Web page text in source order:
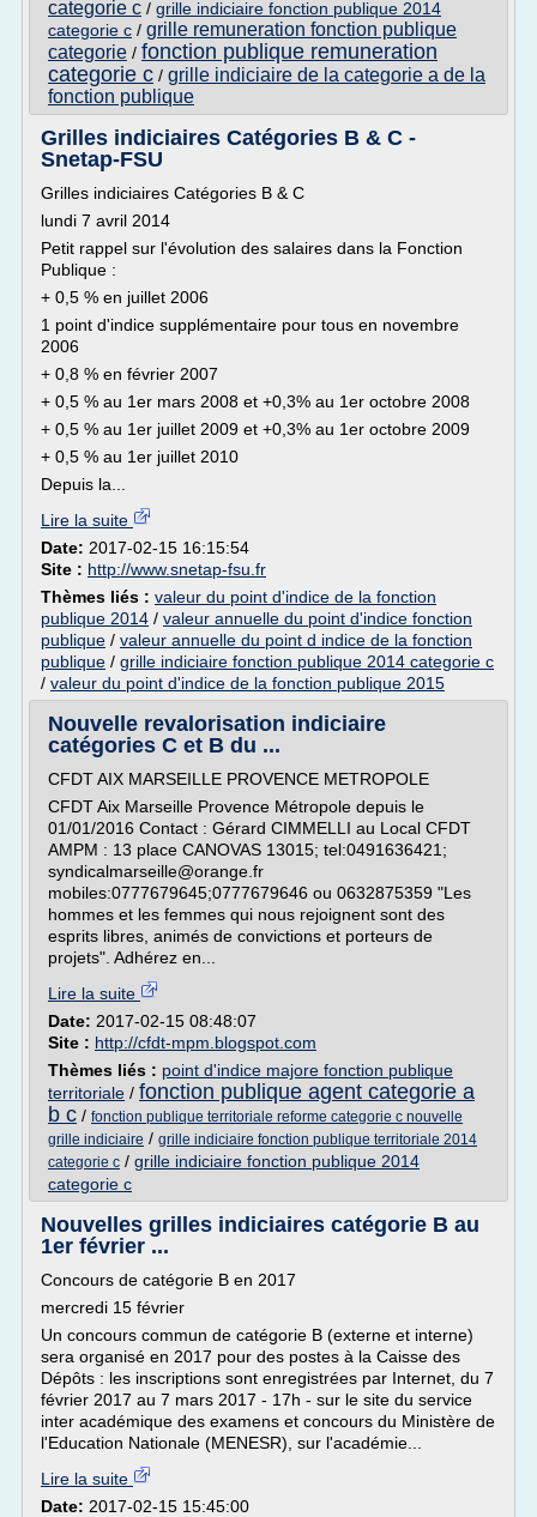
categorie c / grille indiciaire fonction publique 2014
categorie c / grille remuneration fonction publique
categorie / fonction publique remuneration
categorie c / grille indiciaire de la categorie a de la
fonction publique
Grilles indiciaires Catégories B & C -
Snetap-FSU
Grilles indiciaires Catégories B & C
lundi 7 avril 2014
Petit rappel sur l'évolution des salaires dans la Fonction
Publique :
+ 0,5 % en juillet 2006
1 point d'indice supplémentaire pour tous en novembre
2006
+ 0,8 % en février 2007
+ 0,5 % au 1er mars 2008 et +0,3% au 1er octobre 2008
+ 0,5 % au 1er juillet 2009 et +0,3% au 1er octobre 2009
+ 0,5 % au 1er juillet 2010
Depuis la...
Lire la suite
Date: 2017-02-15 16:15:54
Site : http://www.snetap-fsu.fr
Thèmes liés : valeur du point d'indice de la fonction
publique 2014 / valeur annuelle du point d'indice fonction
publique / valeur annuelle du point d indice de la fonction
publique / grille indiciaire fonction publique 2014 categorie c
/ valeur du point d'indice de la fonction publique 2015
Nouvelle revalorisation indiciaire
catégories C et B du ...
CFDT AIX MARSEILLE PROVENCE METROPOLE
CFDT Aix Marseille Provence Métropole depuis le
01/01/2016 Contact : Gérard CIMMELLI au Local CFDT
AMPM : 13 place CANOVAS 13015; tel:0491636421;
syndicalmarseille@orange.fr
mobiles:0777679645;0777679646 ou 0632875359 "Les
hommes et les femmes qui nous rejoignent sont des
esprits libres, animés de convictions et porteurs de
projets". Adhérez en...
Lire la suite
Date: 2017-02-15 08:48:07
Site : http://cfdt-mpm.blogspot.com
Thèmes liés : point d'indice majore fonction publique
territoriale / fonction publique agent categorie a
b c / fonction publique territoriale reforme categorie c nouvelle
grille indiciaire / grille indiciaire fonction publique territoriale 2014
categorie c / grille indiciaire fonction publique 2014
categorie c
Nouvelles grilles indiciaires catégorie B au
1er février ...
Concours de catégorie B en 2017
mercredi 15 février
Un concours commun de catégorie B (externe et interne)
sera organisé en 2017 pour des postes à la Caisse des
Dépôts : les inscriptions sont enregistrées par Internet, du 7
février 2017 au 7 mars 2017 - 17h - sur le site du service
inter académique des examens et concours du Ministère de
l'Education Nationale (MENESR), sur l'académie...
Lire la suite
Date: 2017-02-15 15:45:00